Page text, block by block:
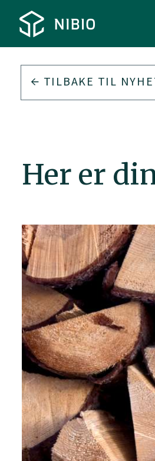
TILBAKE TIL
Her er